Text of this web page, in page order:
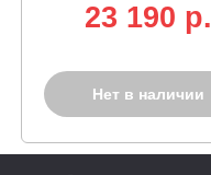
л, 31.5 кг)23 190 p.
Нет в наличии